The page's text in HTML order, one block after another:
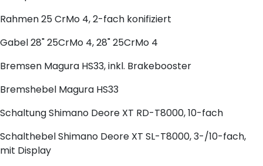
Rahmen25 CrMo 4, 2-fach konifiziert
Gabel28" 25CrMo 4, 28" 25CrMo 4
Bremsen Magura HS33, inkl. Brakebooster
Bremshebel Magura HS33
SchaltungShimano Deore XT RD-T8000, 10-fach
SchalthebelShimano Deore XT SL-T8000, 3-/10-fach,
mit Display